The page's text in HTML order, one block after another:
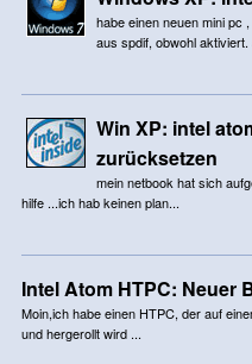
habe einen neuen mini pc
aus spdif, obwohl aktiviert.
Win XP: intel
zurücksetzen
mein netbook hat sich
hilfe ...ich hab keinen plan...
Intel Atom HTPC: Neuer
Moin,ich habe einen HTPC, der auf
und hergerollt wird ...